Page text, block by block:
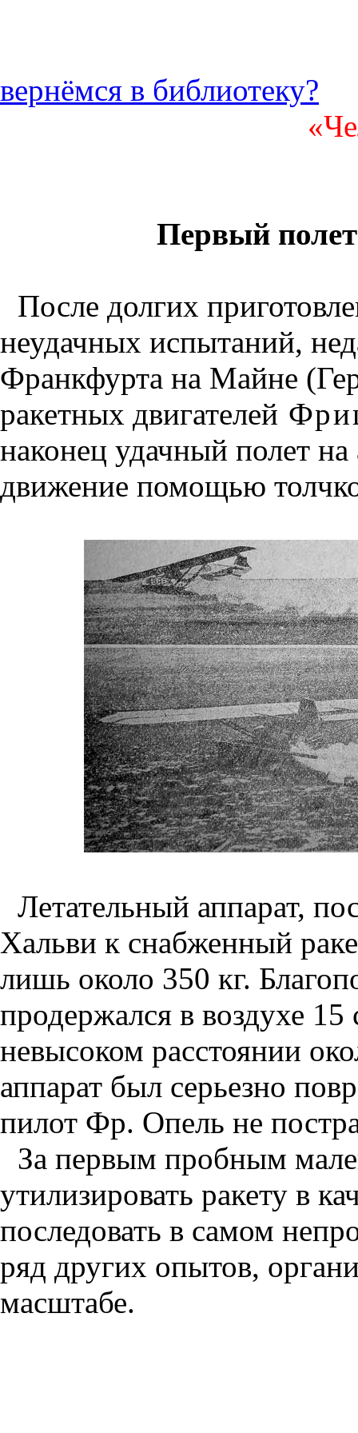
вернёмся в библиотеку?
Первый
После долгих
неудачных испытаний,
Франкфурта на Майне
ракетных двигателей
наконец удачный полет
движение помощью
Летательный аппарат,
Хальви к снабженный
лишь около 350 кг.
продержался в воздухе
невысоком расстоянии
аппарат был серьезно
пилот Фр. Опель не
За первым пробным
утилизировать ракету в
последовать в самом
ряд других опытов,
масштабе.